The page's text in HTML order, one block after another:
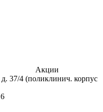
Акции
37/4 (поликлинич. корпус